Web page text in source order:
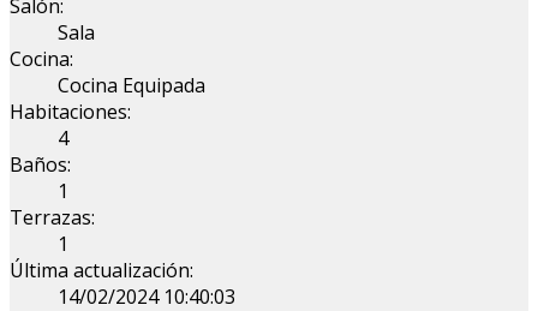
Salón:
Sala
Cocina:
Cocina Equipada
Habitaciones:
4
Baños:
1
Terrazas:
1
Última actualización:
14/02/2024 10:40:03